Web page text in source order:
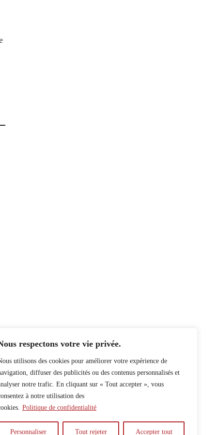
respectons votre vie privée.
utilisons des cookies pour améliorer votre expérience de
diffuser des publicités ou des contenus personnalisés et
notre trafic. En cliquant sur « Tout accepter », vous
à notre utilisation des
Politique de confidentialité
Personnaliser Tout rejeter Accepter tout